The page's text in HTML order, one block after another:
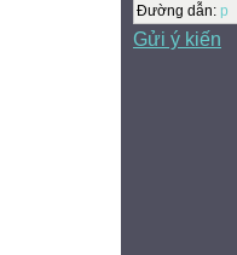


Đường dẫn: p
Gửi ý kiến